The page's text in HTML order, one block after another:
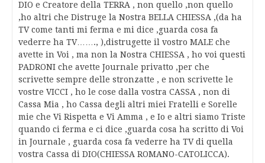
DIO e Creatore della TERRA , non quello ,non quello
,ho altri che Distruge la Nostra BELLA CHIESSA ,(da ha
TV come tanti mi ferma e mi dice ,guarda cosa fa
vederre ha TV……., ),distrugette il vostro MALE che
avette in Voi , ma non la Nostra CHIESSA , ho voi questi
PADRONI che avette Journale privatto ,per che
scrivette sempre delle stronzatte , e non scrivette le
vostre VICCI , ho le cose dalla vostra CASSA , non di
Cassa Mia , ho Cassa degli altri miei Fratelli e Sorelle
mie che Vi Rispetta e Vi Amma , e Io e altri siamo Triste
quando ci ferma e ci dice ,guarda cosa ha scritto di Voi
in Journale , guarda cosa fa vederre ha TV di quella
vostra Cassa di DIO(CHIESSA ROMANO-CATOLICCA).